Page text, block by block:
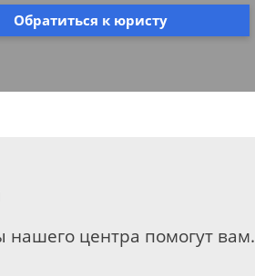
Обратиться к юристу
нашего центра помогут вам.